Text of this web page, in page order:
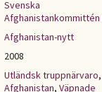
Svenska
Afghanistankommittén
Afghanistan-nytt
2008
Utländsk truppnärvaro,
Afghanistan, Väpnade